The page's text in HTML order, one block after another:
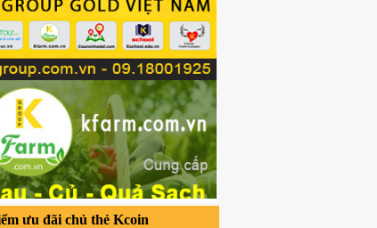
ưu đãi chủ thẻ Kcoin